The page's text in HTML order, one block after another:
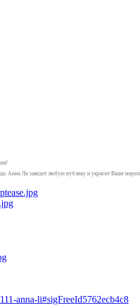
Анна Ли заведет любую публику и украсит Ваше
anna-li#sigFreeId5762ecb4c8